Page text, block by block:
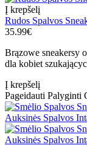
Į krepšelį
Rudos Spalvos
35.99€
Brązowe sneakersy
dla kobiet
Į krepšelį
Pageidauti Palyginti